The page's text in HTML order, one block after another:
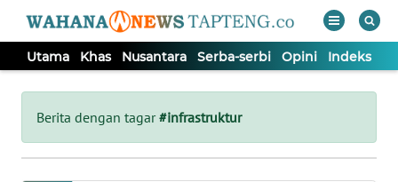
Utama Khas Nusantara Serba-serbi Opini Indeks
Berita dengan tagar#infrastruktur
Tutup
UTAMA